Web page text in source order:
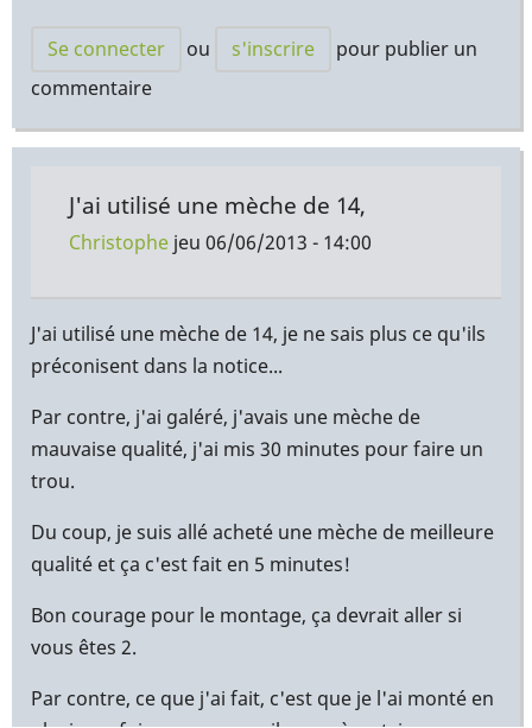
Se connecter ou s'inscrire
pour publier un
commentaire
J'ai utilisé une mèche de 14,
Christophe jeu 06/06/2013 - 14:00
réponse
à
beaucoup
pour
l'info
par
(non
vérifié)
J'ai utilisé une mèche de 14, je ne sais plus ce qu'ils
préconisent dans la notice...
Par contre, j'ai galéré, j'avais une mèche de
mauvaise qualité, j'ai mis 30 minutes pour faire un
trou.
Du coup, je suis allé acheté une mèche de meilleure
qualité et ça c'est fait en 5 minutes!
Bon courage pour le montage, ça devrait aller si
vous êtes 2.
Par contre, ce que j'ai fait, c'est que je l'ai monté en